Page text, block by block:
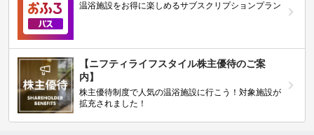
温浴施設をお得に楽しめるサブスクリプションプラン
【ニフティライフスタイル株主優待のご案
内】
株主優待制度で人気の温浴施設に行こう！対象施設が
拡充されました！